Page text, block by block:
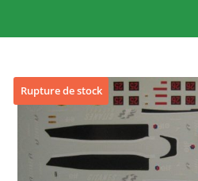
Rupture de stock